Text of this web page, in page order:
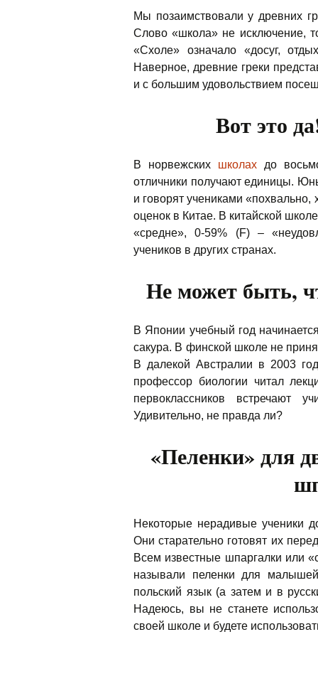
Мы позаимствовали у древних
Слово «школа» не исключение,
«Схоле» означало «досуг,
Наверное, древние греки
и с большим удовольствием
Вот это
В норвежских школах до
отличники получают единицы.
и говорят учениками
оценок в Китае. В китайской
«средне», 0-59% (F) –
учеников в других странах.
Не может быть,
В Японии учебный год
сакура. В финской школе не
В далекой Австралии в 2003
профессор биологии читал
первоклассников встречают
Удивительно, не правда ли?
«Пеленки» для
Некоторые нерадивые ученики
Они старательно готовят их
Всем известные шпаргалки или
называли пеленки для
польский язык (а затем и в
Надеюсь, вы не станете
своей школе и будете